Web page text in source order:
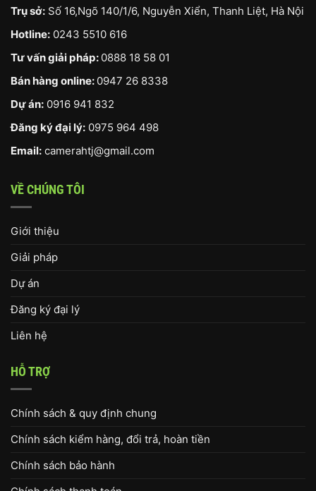
Trụ sở: Số 16,Ngõ 140/1/6, Nguyễn Xiển, Thanh Liệt, Hà Nội
Hotline: 0243 5510 616
Tư vấn giải pháp: 0888 18 58 01
Bán hàng online: 0947 26 8338
Dự án: 0916 941 832
Đăng ký đại lý: 0975 964 498
Email: camerahtj@gmail.com
VỀ CHÚNG TÔI
Giới thiệu
Giải pháp
Dự án
Đăng ký đại lý
Liên hệ
HỖ TRỢ
Chính sách & quy định chung
Chính sách kiểm hàng, đổi trả, hoàn tiền
Chính sách bảo hành